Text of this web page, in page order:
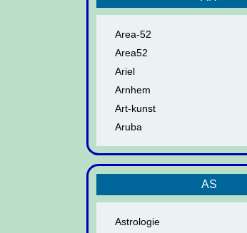
Area-52
Area52
Ariel
Arnhem
Art-kunst
Aruba
AS
Astrologie